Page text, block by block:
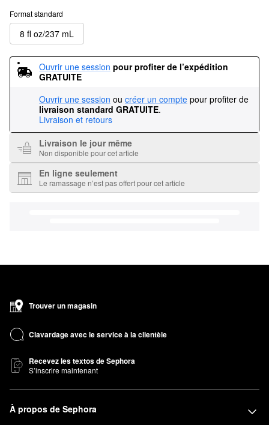
Format standard
8 fl oz/237 mL
Ouvrir une session pour profiter de l’expédition
GRATUITE
Ouvrir une session ou créer un compte pour profiter de
livraison standard GRATUITE.
Livraison et retours
Livraison le jour même
Non disponible pour cet article
En ligne seulement
Le ramassage n’est pas offert pour cet article
Trouver un magasin
Clavardage avec le service à la clientèle
Recevez les textos de Sephora
S’inscrire maintenant
À propos de Sephora